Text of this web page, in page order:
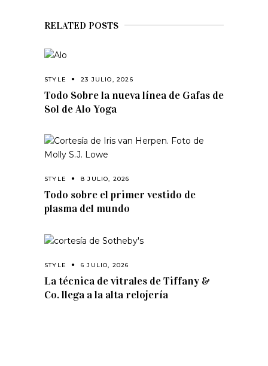
RELATED POSTS
STYLE 23 JULIO, 2026
Todo Sobre la nueva línea de Gafas de
Sol de Alo Yoga
STYLE 8 JULIO, 2026
Todo sobre el primer vestido de
plasma del mundo
STYLE 6 JULIO, 2026
La técnica de vitrales de Tiffany &
Co. llega a la alta relojería